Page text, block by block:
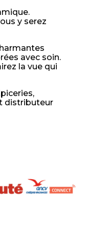
y serez
avec soin.
la vue qui
distributeur